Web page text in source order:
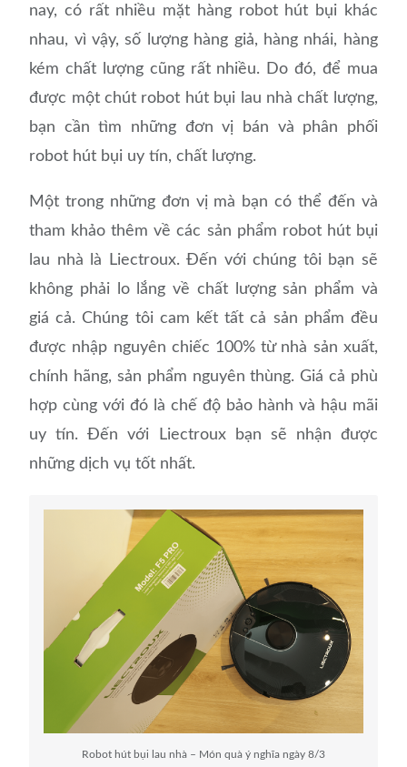
nay, có rất nhiều mặt hàng robot hút bụi khác
nhau, vì vậy, số lượng hàng giả, hàng nhái, hàng
kém chất lượng cũng rất nhiều. Do đó, để mua
được một chút robot hút bụi lau nhà chất lượng,
bạn cần tìm những đơn vị bán và phân phối
robot hút bụi uy tín, chất lượng.
Một trong những đơn vị mà bạn có thể đến và
tham khảo thêm về các sản phẩm robot hút bụi
lau nhà là Liectroux. Đến với chúng tôi bạn sẽ
không phải lo lắng về chất lượng sản phẩm và
giá cả. Chúng tôi cam kết tất cả sản phẩm đều
được nhập nguyên chiếc 100% từ nhà sản xuất,
chính hãng, sản phẩm nguyên thùng. Giá cả phù
hợp cùng với đó là chế độ bảo hành và hậu mãi
uy tín. Đến với Liectroux bạn sẽ nhận được
những dịch vụ tốt nhất.
Robot hút bụi lau nhà – Món quà ý nghĩa ngày 8/3